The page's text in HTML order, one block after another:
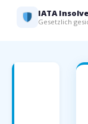
IATA
Gesetzlich